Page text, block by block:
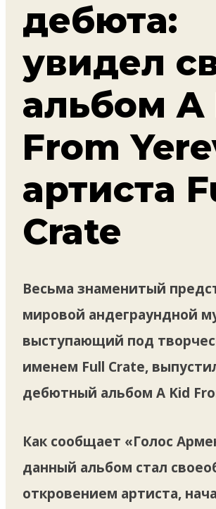
дебюта:
увидел
альбом A
From
артиста
Crate
Весьма знаменитый
мировой андеграундной
выступающий под
именем Full Crate,
дебютный альбом A Kid
Как сообщает «Голос
данный альбом стал
откровением артиста,